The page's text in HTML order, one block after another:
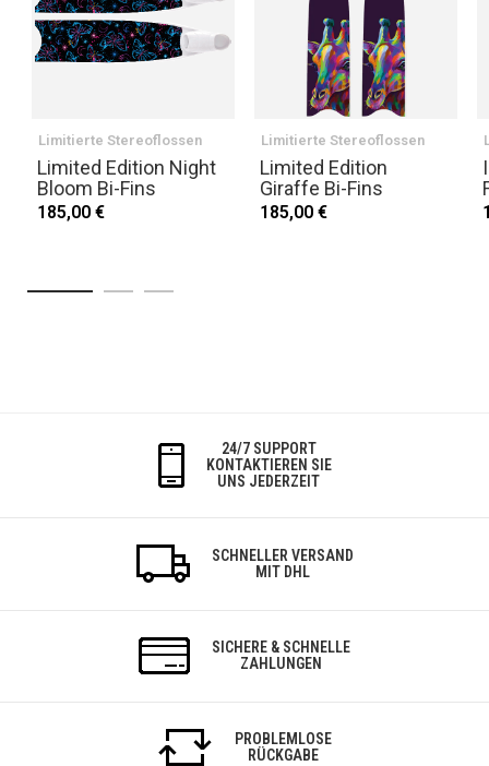
Limitierte Stereoflossen
Limited Edition Night
Bloom Bi-Fins
185,00 €
Limitierte Stereoflossen
Limited Edition
Giraffe Bi-Fins
185,00 €
24/7 SUPPORT
KONTAKTIEREN SIE
UNS JEDERZEIT
SCHNELLER VERSAND
MIT DHL
SICHERE & SCHNELLE
ZAHLUNGEN
PROBLEMLOSE
RÜCKGABE